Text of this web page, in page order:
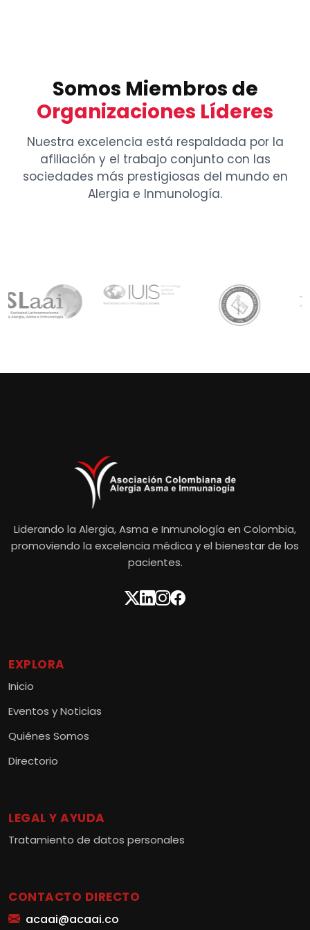
Certificado de convalidación
Certificado de estudios de especialidad
Fotografía tipo carnet
Datos para el directorio web (según
formato)
Carta de solicitud del interesado
Carta de recomendación de un
Somos Miembros de
Organizaciones Líderes
Nuestra excelencia está respaldada por la
afiliación y el trabajo conjunto con las
sociedades más prestigiosas del mundo en
Alergia e Inmunología.
Liderando la Alergia, Asma e Inmunología en Colombia,
promoviendo la excelencia médica y el bienestar de los
pacientes.
EXPLORA
Inicio
Eventos y Noticias
Quiénes Somos
Directorio
LEGAL Y AYUDA
Tratamiento de datos personales
CONTACTO DIRECTO
acaai@acaai.co